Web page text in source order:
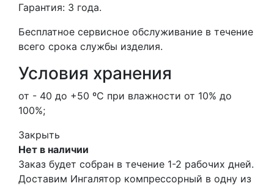
Гарантия: 3 года.
Бесплатное сервисное обслуживание в течение
всего срока службы изделия.
Условия хранения
от - 40 до +50 ºС при влажности от 10% до
100%;
Закрыть
Нет в наличии
Заказ будет собран в течение 1-2 рабочих дней.
Доставим Ингалятор компрессорный в одну из